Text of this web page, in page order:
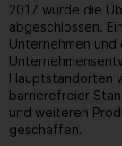
2017 wurde die
abgeschlossen.
Unternehmen
Hauptstandorten
barrierefreier
und weiteren
geschaffen.